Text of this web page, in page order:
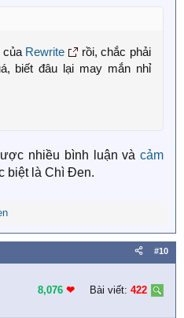
của Rewrite
rồi, chắc phải
biết đâu lại may mắn nhỉ
nhiều bình luận và cảm
biệt là Chì Đen.
#10
8,076 ❤︎ Bài viết: 422